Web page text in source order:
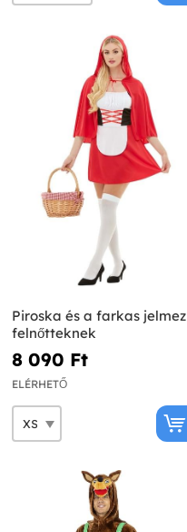
Piroska és a farkas jelmez
felnőtteknek
8 090 Ft‎
ELÉRHETŐ